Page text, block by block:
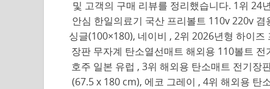
및 고객의 구매 리뷰를 정리했습니다. 1위 24
안심 한일의료기 국산 프리볼트 110v 220v
싱글(100×180), 네이비 , 2위 2026년형 하이
장판 무자계 탄소열선매트 해외용 110볼트
호주 일본 유럽 , 3위 해외용 탄소매트 전기장
(67.5 x 180 cm), 에코 그레이 , 4위 해외용 탄